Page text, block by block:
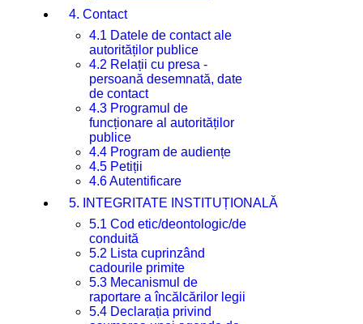
4. Contact
4.1 Datele de contact ale
autorităților publice
4.2 Relații cu presa -
persoană desemnată, date
de contact
4.3 Programul de
funcționare al autorităților
publice
4.4 Program de audiențe
4.5 Petiții
4.6 Autentificare
5. INTEGRITATE INSTITUȚIONALĂ
5.1 Cod etic/deontologic/de
conduită
5.2 Lista cuprinzând
cadourile primite
5.3 Mecanismul de
raportare a încălcărilor legii
5.4 Declarația privind